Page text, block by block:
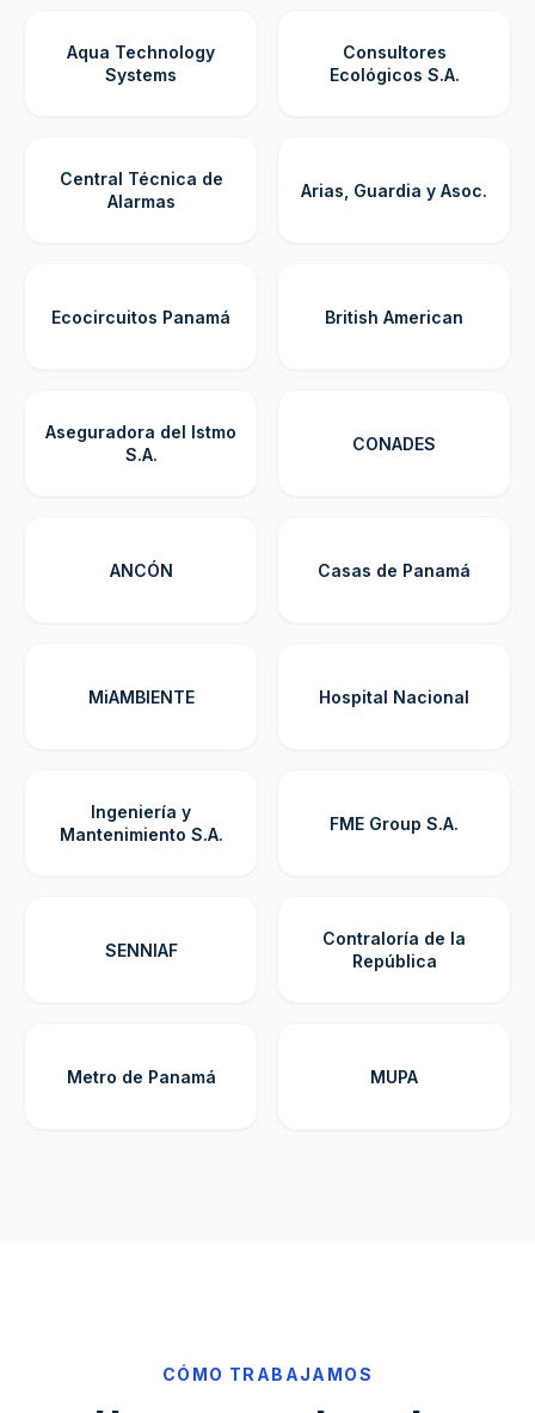
Aqua Technology
Systems
Consultores
Ecológicos S.A.
Central Técnica de
Alarmas
Arias, Guardia y Asoc.
Ecocircuitos Panamá British American
Aseguradora del Istmo
S.A.
CONADES
ANCÓN Casas de Panamá
MiAMBIENTE Hospital Nacional
Ingeniería y
Mantenimiento S.A.
FME Group S.A.
SENNIAF
Contraloría de la
República
Metro de Panamá MUPA
CÓMO TRABAJAMOS